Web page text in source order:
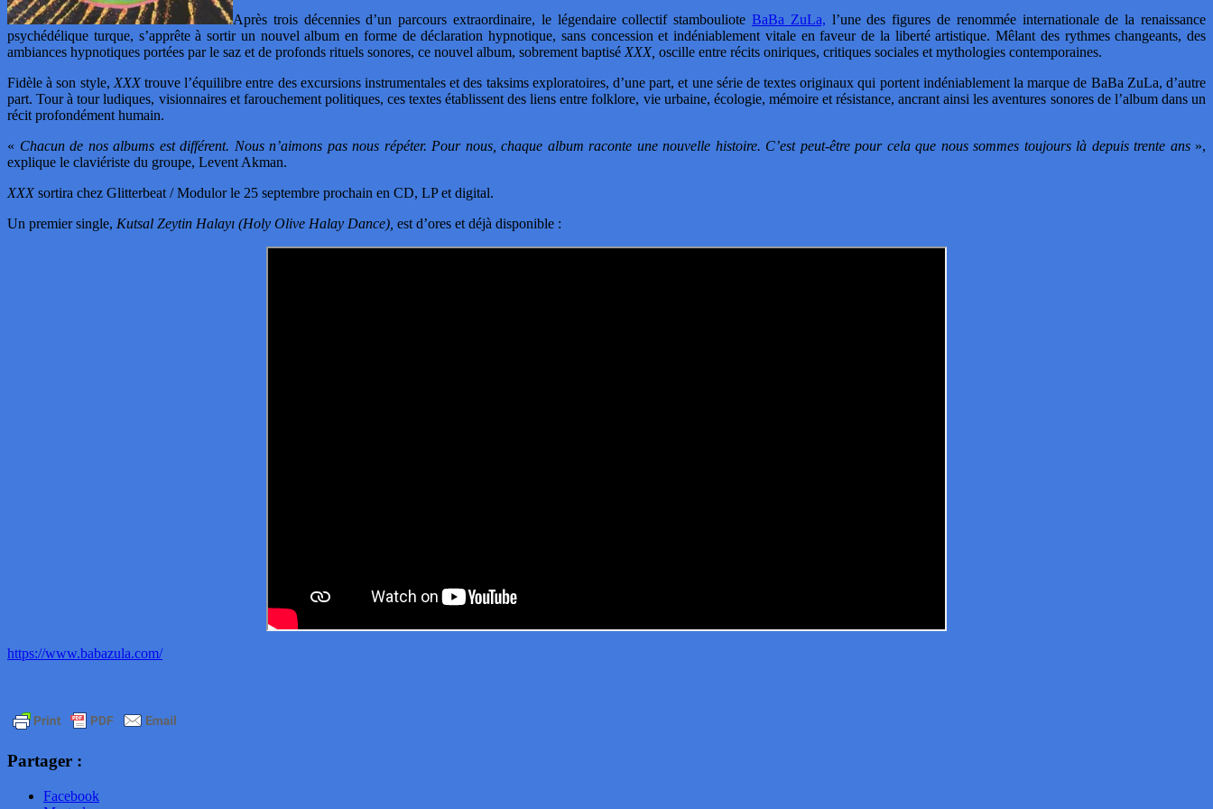
Après trois décennies d’un parcours extraordinaire, le légendaire collectif stambouliote BaBa ZuLa, l’une des figures de renommée internationale de la renaissance
psychédélique turque, s’apprête à sortir un nouvel album en forme de déclaration hypnotique, sans concession et indéniablement vitale en faveur de la liberté artistique. Mêlant des rythmes changeants, des
ambiances hypnotiques portées par le saz et de profonds rituels sonores, ce nouvel album, sobrement baptiséXXX, oscille entre récits oniriques, critiques sociales et mythologies contemporaines.
Fidèle à son style,XXXtrouve l’équilibre entre des excursions instrumentales et des taksims exploratoires, d’une part, et une série de textes originaux qui portent indéniablement la marque de BaBa ZuLa, d’autre
part. Tour à tour ludiques, visionnaires et farouchement politiques, ces textes établissent des liens entre folklore, vie urbaine, écologie, mémoire et résistance, ancrant ainsi les aventures sonores de l’album dans un
récit profondément humain.
« Chacun de nos albums est différent. Nous n’aimons pas nous répéter. Pour nous, chaque album raconte une nouvelle histoire. C’est peut-être pour cela que nous sommes toujours là depuis trente ans»,
explique le claviériste du groupe, Levent Akman.
XXXsortira chez Glitterbeat / Modulor le 25 septembre prochain en CD, LP et digital.
Un premier single, Kutsal Zeytin Halayı (Holy Olive Halay Dance), est d’ores et déjà disponible :
https://www.babazula.com/
Partager :
Facebook